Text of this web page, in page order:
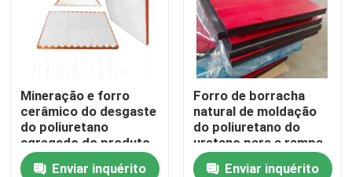
Casa
Produtos
Mineração e forro
cerâmico do desgaste
do poliuretano
agregado do produto
do poliuretano
Enviar inquérito
Forro de borracha
natural de moldação
do poliuretano do
uretano para a rampa
de transporte
Enviar inquérito